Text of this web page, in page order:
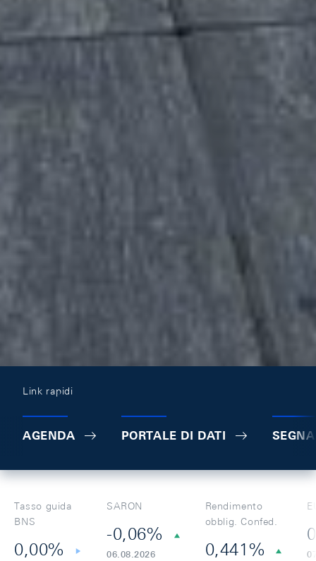
Link rapidi
AGENDA PORTALE DI DATI
Tasso guida
BNS
0,00%
SARON
-0,06%
06.08.2026
Rendimento
obblig. Confed.
0,441%